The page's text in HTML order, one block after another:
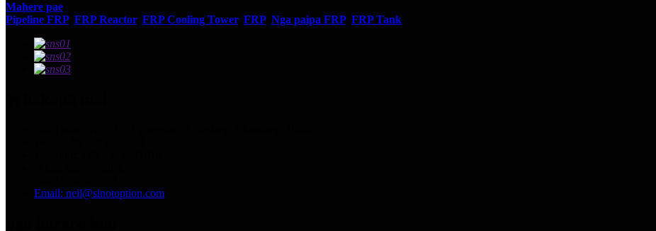
Mahere pae
Pipeline FRP, FRP Reactor, FRP Cooling Tower, FRP, Nga paipa FRP, FRP Tank
Email: neil@sinotoption.com